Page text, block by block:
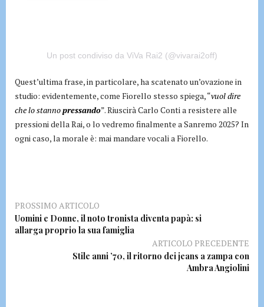
Un post condiviso da ViVa Rai2 (@vivarai2off)
Quest’ultima frase, in particolare, ha scatenato un’ovazione in
studio: evidentemente, come Fiorello stesso spiega, “vuol dire
che lo stannopressando”. Riuscirà Carlo Conti a resistere alle
pressioni della Rai, o lo vedremo finalmente a Sanremo 2025? In
ogni caso, la morale è: mai mandare vocali a Fiorello.
PROSSIMO ARTICOLO
Uomini e Donne, il noto tronista diventa papà: si
allarga proprio la sua famiglia
ARTICOLO PRECEDENTE
Stile anni ’70, il ritorno dei jeans a zampa con
Ambra Angiolini